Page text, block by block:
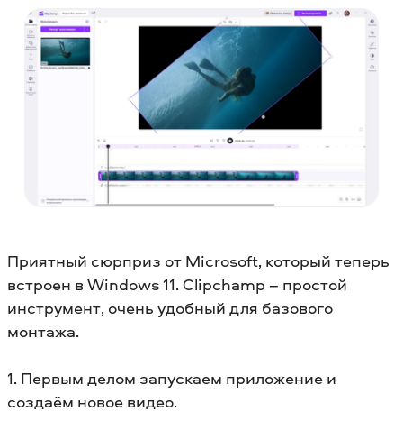
Приятный сюрприз от Microsoft, который теперь
встроен в Windows 11. Clipchamp – простой
инструмент, очень удобный для базового
монтажа.
1. Первым делом запускаем приложение и
создаём новое видео.